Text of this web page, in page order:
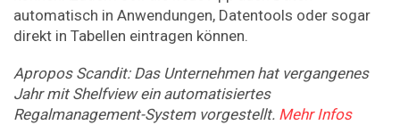
automatisch in Anwendungen, Datentools oder sogar
direkt in Tabellen eintragen können.
Apropos Scandit: Das Unternehmen hat vergangenes
Jahr mit Shelfview ein automatisiertes
Regalmanagement-System vorgestellt. Mehr Infos